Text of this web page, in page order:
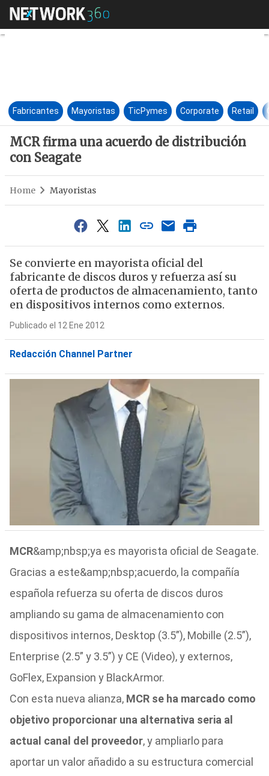
MCR firma una acuerdo de
Fabricantes Mayoristas TicPymes Corporate Retail
MCR firma una acuerdo de distribución
con Seagate
Home Mayoristas
Se convierte en mayorista oficial del
fabricante de discos duros y refuerza así su
oferta de productos de almacenamiento, tanto
en dispositivos internos como externos.
Publicado el 12 Ene 2012
Redacción Channel Partner
MCR&amp;nbsp;ya es mayorista oficial de Seagate.
Gracias a este&amp;nbsp;acuerdo, la compañía
española refuerza su oferta de discos duros
ampliando su gama de almacenamiento con
dispositivos internos, Desktop (3.5”), Mobille (2.5”),
Enterprise (2.5” y 3.5”) y CE (Video), y externos,
GoFlex, Expansion y BlackArmor.
Con esta nueva alianza, MCR se ha marcado como
objetivo proporcionar una alternativa seria al
actual canal del proveedor, y ampliarlo para
aportar un valor añadido a su estructura comercial